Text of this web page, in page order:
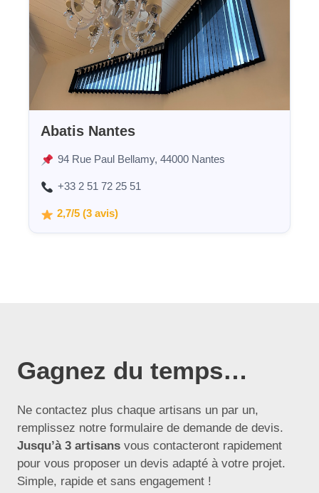
Abatis Nantes
94 Rue Paul Bellamy, 44000 Nantes
+33 2 51 72 25 51
2,7/5 (3 avis)
Gagnez du temps…
Ne contactez plus chaque artisans un par un,
remplissez notre formulaire de demande de devis.
Jusqu’à 3 artisans vous contacteront rapidement
pour vous proposer un devis adapté à votre projet.
Simple, rapide et sans engagement !